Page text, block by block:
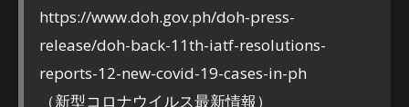
https://www.doh.gov.ph/doh-press-
release/doh-back-11th-iatf-resolutions-
reports-12-new-covid-19-cases-in-ph
（新型コロナウイルス最新情報）